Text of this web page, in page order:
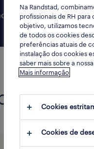
hoje data
Na Randstad,
profissionais de RH
objetivo, utilizamos
de todos os cookies
preferências atuais de
instalação dos cookies
saber mais sobre a
Mais informação
Cookies
Cookies de